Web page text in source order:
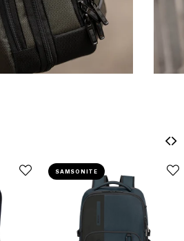
SAMSONITE